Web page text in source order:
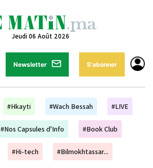
Jeudi 06 Août 2026
Newsletter S'abonner
#Hkayti #Wach Bessah #LIVE
#Nos Capsules d'Info #Book Club
#Hi-tech #Bilmokhtassar...